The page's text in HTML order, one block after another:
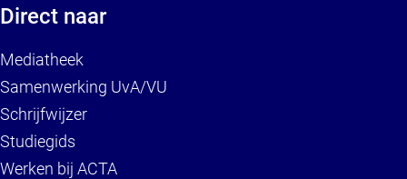
Direct naar
Mediatheek
Samenwerking UvA/VU
Schrijfwijzer
Studiegids
Werken bij ACTA